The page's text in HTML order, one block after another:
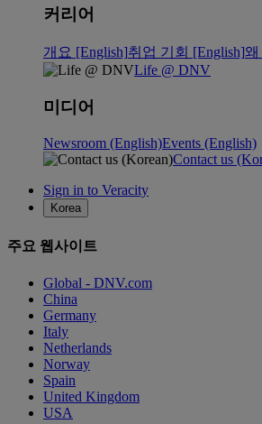
커리어
개요 [English]취업 기회 [English]왜
Life @ DNV
미디어
Newsroom (English)Events (English)
Contact us
Sign in to Veracity
Korea
주요 웹사이트
Global - DNV.com
China
Germany
Italy
Netherlands
Norway
Spain
United Kingdom
USA